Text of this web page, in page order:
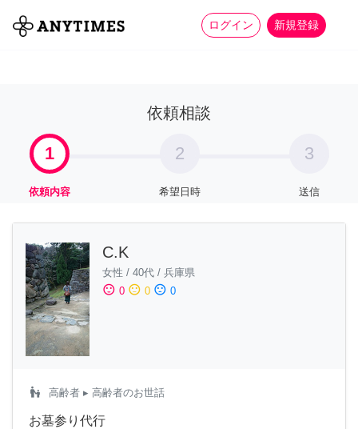
ログイン 新規登録
全て 家事 more_horiz
依頼相談
1
依頼内容
2
希望日時
3
送信
C.K
女性 / 40代 / 兵庫県
sentiment_satisfied 0 sentiment_neutral 0 sentiment_dissatisfied 0
escalator_warning 高齢者 ▸ 高齢者のお世話
お墓参り代行